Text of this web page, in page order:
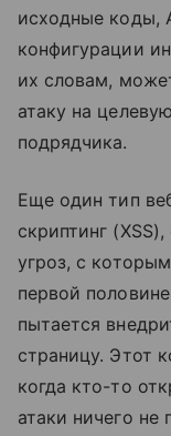
исходные коды,
конфигурации
их словам,
атаку на
подрядчика.
Еще один тип
скриптинг
угроз, с
первой
пытается
страницу. Этот
когда кто-то
атаки ничего не